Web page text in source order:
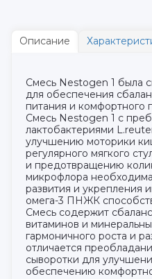
Описание
Смесь Nestogen 1 была
для обеспечения
питания и
Смесь Nestogen 1 с
лактобактериями
улучшению моторики
регулярного мягкого
и предотвращению
микрофлора
развития и укрепления
омега-3 ПНЖК
Смесь содержит
витаминов и
гармоничного роста и
отличается
сыворотки для
обеспечению